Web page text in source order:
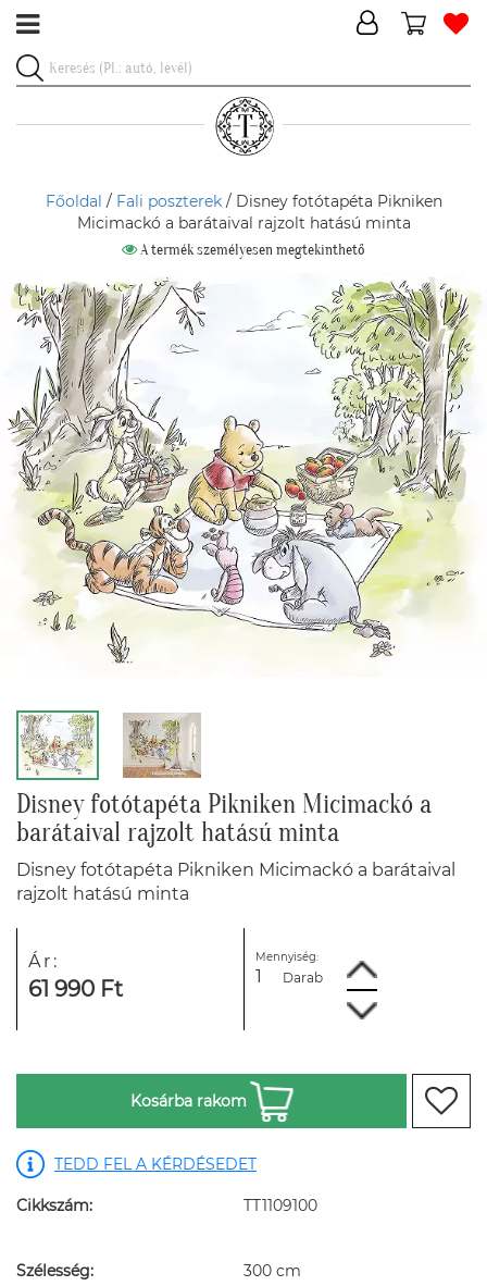
Főoldal / Fali poszterek/ Disney fotótapéta Pikniken
Micimackó a barátaival rajzolt hatású minta
A termék személyesen megtekinthető
Disney fotótapéta Pikniken Micimackó a
barátaival rajzolt hatású minta
Disney fotótapéta Pikniken Micimackó a barátaival
rajzolt hatású minta
Ár:
61 990 Ft
Mennyiség:
Darab
Kosárba rakom
TEDD FEL A KÉRDÉSEDET
Cikkszám: TT1109100
Szélesség:
300 cm